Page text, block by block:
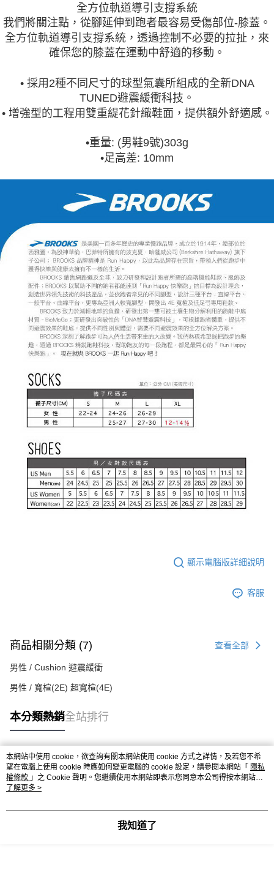
全方位軌道導引支撐系統
我們將關注點，從腳延伸到跑者最容易受傷部位-膝蓋。
全方位軌道導引支撐系統，透過控制不必要的拉扯，來
確保您的膝蓋在運動中舒適的移動。
• 採用2種不同尺寸的球型氣囊所組成的全新DNA
TUNED避震緩衝科技。
• 增強型的工程用雙重緹花針織鞋面，提供額外舒適感。
•重量: (男鞋9號)303g
•足高差: 10mm
顯示電腦版詳細說明
客服
商品相關分類 (7) 查看全部
男性 / Cushion 避震緩衝
男性 / 寬楦(2E) 超寬楦(4E)
本分類熱銷全站排行
熱門標籤
本網站中使用 cookie，欲查詢有關本網站使用 cookie 方式之詳情，及若您不希
望在電腦上使用 cookie 時應如何變更電腦的 cookie 設定，請參閱本網站「 隱私
權條款 」之 Cookie 聲明。您繼續使用本網站即表示您同意本公司得按本網站使
用條款之 Cookie 聲明使用 cookie。
了解更多 >
我知道了